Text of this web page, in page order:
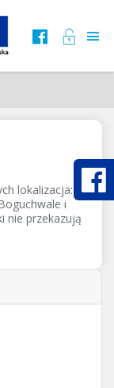
lokalizacja:
i
nie przekazują